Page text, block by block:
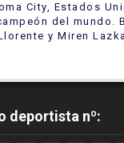
City, Estados
del mundo.
y Miren
deportista nº: